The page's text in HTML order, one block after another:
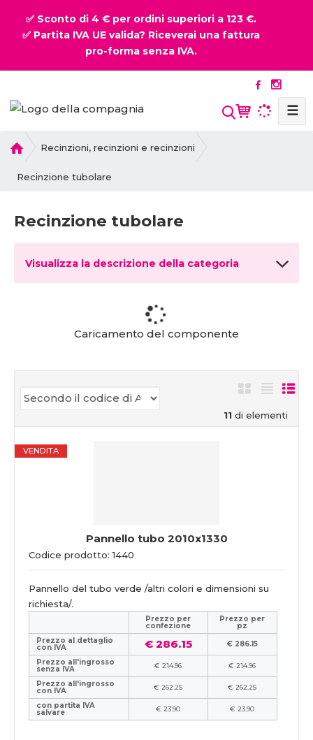
✅ Sconto di 4 € per ordini superiori a 123 €.
✅ Partita IVA UE valida? Riceverai una fattura
pro-forma senza IVA.
☰
i
p
n
Recinzioni, recinzioni e recinzioni
Recinzione tubolare
Recinzione tubolare
Visualizza la descrizione della categoria
Caricamento del componente
11 di elementi
Pannello tubo 2010x1330
Codice prodotto: 1440
VENDITA
Pannello del tubo verde /altri colori e dimensioni su
richiesta/.
Prezzo per
confezione
Prezzo per
pz
Prezzo al dettaglio
con IVA € 286.15
€ 286.15
Prezzo all'ingrosso
senza IVA € 214.96
€ 214.96
Prezzo all'ingrosso
con IVA € 262.25
€ 262.25
con partita IVA
salvare € 23.90 € 23.90